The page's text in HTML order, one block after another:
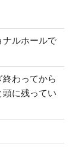
ナルホールで
わってから
頭に残ってい